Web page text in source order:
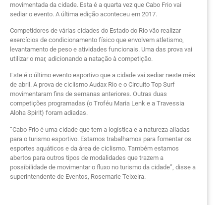
movimentada da cidade. Esta é a quarta vez que Cabo Frio vai
sediar o evento. A última edição aconteceu em 2017.
Competidores de várias cidades do Estado do Rio vão realizar
exercícios de condicionamento físico que envolvem atletismo,
levantamento de peso e atividades funcionais. Uma das prova vai
utilizar o mar, adicionando a natação à competição.
Este é o último evento esportivo que a cidade vai sediar neste mês
de abril. A prova de ciclismo Audax Rio e o Circuito Top Surf
movimentaram fins de semanas anteriores. Outras duas
competições programadas (o Troféu Maria Lenk e a Travessia
Aloha Spirit) foram adiadas.
“Cabo Frio é uma cidade que tem a logística e a natureza aliadas
para o turismo esportivo. Estamos trabalhamos para fomentar os
esportes aquáticos e da área de ciclismo. Também estamos
abertos para outros tipos de modalidades que trazem a
possibilidade de movimentar o fluxo no turismo da cidade”, disse a
superintendente de Eventos, Rosemarie Teixeira.